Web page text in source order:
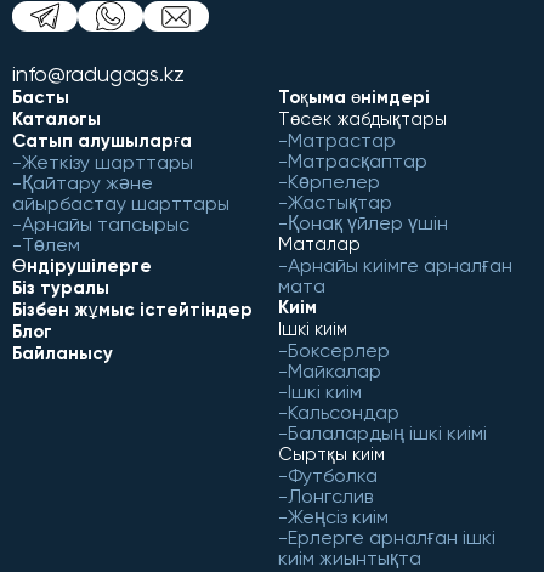
info@radugags.kz
Басты
Каталогы
Сатып алушыларға
Жеткізу шарттары
Қайтару және
айырбастау шарттары
Арнайы тапсырыс
Төлем
Өндірушілерге
Біз туралы
Бізбен жұмыс істейтіндер
Блог
Байланысу
Тоқыма өнімдері
Төсек жабдықтары
Матрастар
Матрасқаптар
Көрпелер
Жастықтар
Қонақ үйлер үшін
Маталар
Арнайы киімге арналған
мата
Киім
Ішкі киім
Боксерлер
Майкалар
Ішкі киім
Кальсондар
Балалардың ішкі киімі
Сыртқы киім
Футболка
Лонгслив
Жеңсіз киім
Ерлерге арналған ішкі
киім жиынтықта